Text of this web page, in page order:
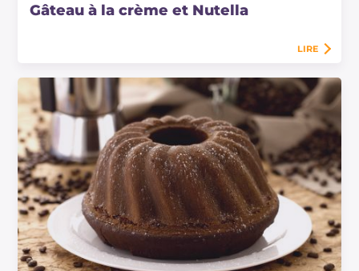
Gâteau à la crème et Nutella
LIRE